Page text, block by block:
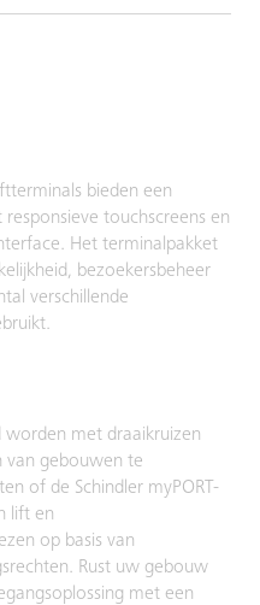
bieden een
touchscreens en
Het terminalpakket
bezoekersbeheer
verschillende
worden met draaikruizen
van gebouwen te
of de Schindler myPORT-
lift en
op basis van
Rust uw gebouw
met een